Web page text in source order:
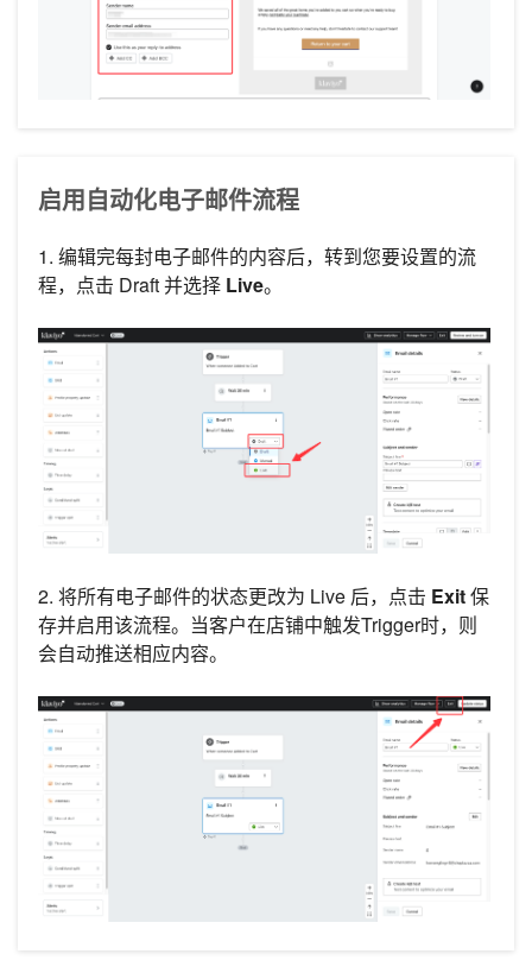
启用自动化电子邮件流程
1. 编辑完每封电子邮件的内容后，转到您要设置的流
程，点击 Draft 并选择 Live。
2. 将所有电子邮件的状态更改为 Live 后，点击 Exit保
存并启用该流程。当客户在店铺中触发Trigger时，则
会自动推送相应内容。